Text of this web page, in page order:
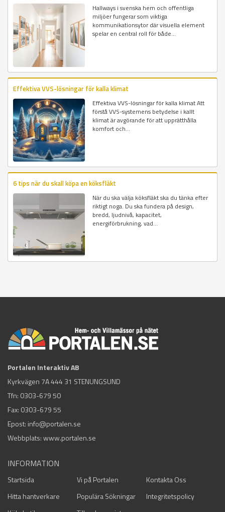
Hallways i svenska hem och offentliga
miljöer fungerar som viktiga
kommunikationsytor där visuella element
spelar en central roll för både...
Effektiva VVS-lösningar för kalla klimat
Effektiva VVS-lösningar för kalla klimat Att
förstå VVS-systemens betydelse i kallt
klimat är avgörande för att upprätthålla
komfort och...
6 tips när du skall köpa en köksfläkt
När du ska välja köksfläkt ska du tänka efter
riktigt noga. Du ska fundera på design,
bredd, ljudnivå, kapacitet,
energiförbrukning, vad...
Portalen Interaktiv AB
Kyrkvägen 7A 444 31 STENUNGSUND
Tfn: 0303-679 50
Fax: 0303-679 55
Epost: info@portalen.se
Webbplats: www.portalen.se
INFORMATION
Startsida Vi på Portalen
Kontakta Oss
Hitta hantverkare
Populära Sökningar
Integritetspolicy